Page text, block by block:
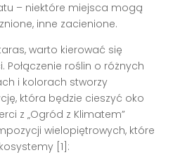
– niektóre miejsca mogą
inne zacienione.
warto kierować się
roślin o różnych
i kolorach stworzy
która będzie cieszyć oko
z „Ogród z Klimatem”
wielopiętrowych, które
[1]: